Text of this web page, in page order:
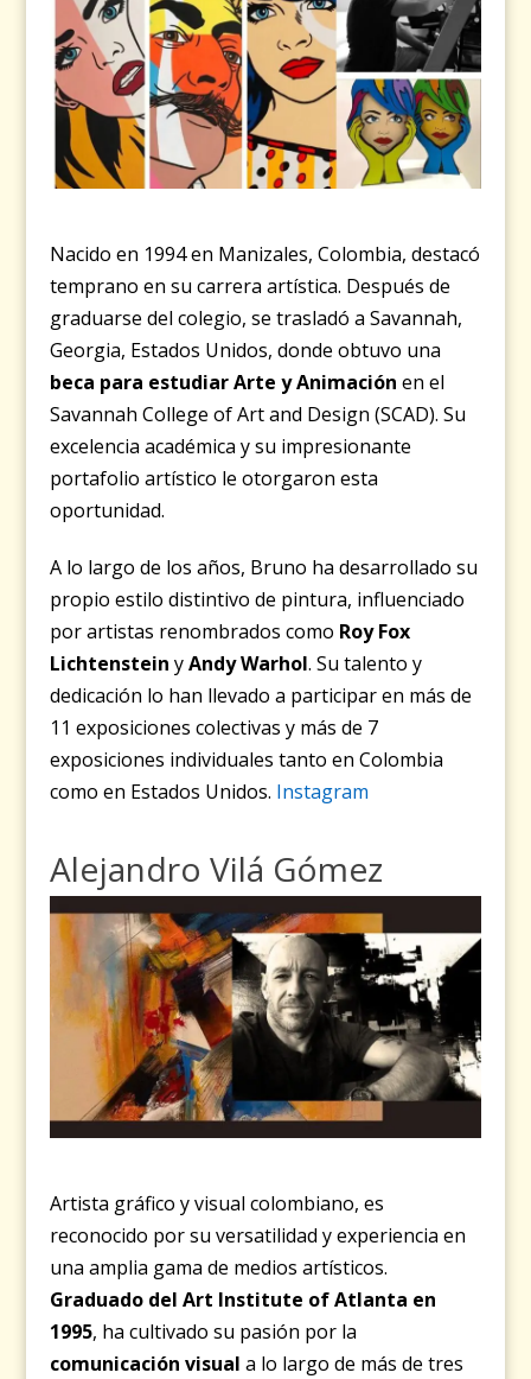
Nacido en 1994 en Manizales, Colombia, destacó
temprano en su carrera artística. Después de
graduarse del colegio, se trasladó a Savannah,
Georgia, Estados Unidos, donde obtuvo una
beca para estudiar Arte y Animación en el
Savannah College of Art and Design (SCAD). Su
excelencia académica y su impresionante
portafolio artístico le otorgaron esta
oportunidad.
A lo largo de los años, Bruno ha desarrollado su
propio estilo distintivo de pintura, influenciado
por artistas renombrados como Roy Fox
Lichtenstein yAndy Warhol. Su talento y
dedicación lo han llevado a participar en más de
11 exposiciones colectivas y más de 7
exposiciones individuales tanto en Colombia
como en Estados Unidos. Instagram
Alejandro Vilá Gómez
Artista gráfico y visual colombiano, es
reconocido por su versatilidad y experiencia en
una amplia gama de medios artísticos.
Graduado del Art Institute of Atlanta en
1995, ha cultivado su pasión por la
comunicación visual a lo largo de más de tres